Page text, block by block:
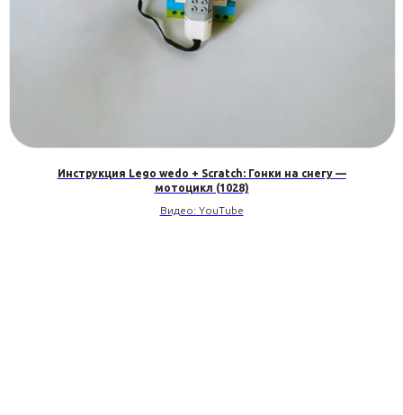
Инструкция Lego wedo + Scratch: Гонки на снегу —
мотоцикл (1028)
Видео: YouTube